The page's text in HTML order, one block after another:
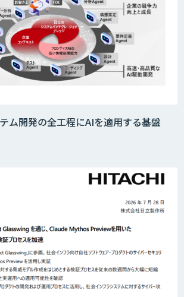
ム開発の全工程にAIを適用する基盤